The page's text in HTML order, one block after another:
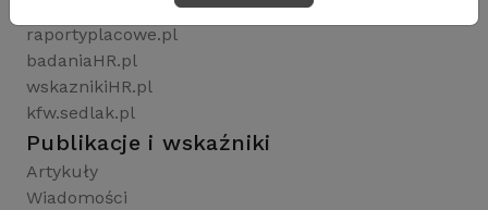
raportyplacowe.pl
badaniaHR.pl
wskaznikiHR.pl
kfw.sedlak.pl
Publikacje i wskaźniki
Artykuły
Wiadomości